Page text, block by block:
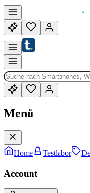
Menü
Home Testlabor
Account